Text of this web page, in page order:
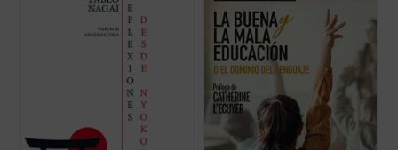
cartas suyas que conforman una obra
valiosísima para seguir, a través de una
intimidad familiar con él, los pasos de
Takashi hacia el encuentro final con ...
introducido un capítulo en el que hace un
acercamiento a las nuevas tecnologías, la
Inteligencia Artificial, ...